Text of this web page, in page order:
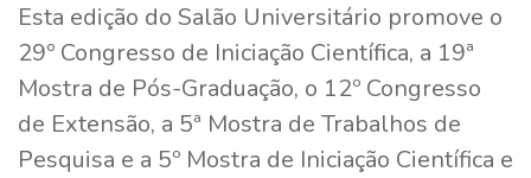
Esta edição do Salão Universitário promove o
29º Congresso de Iniciação Científica, a 19ª
Mostra de Pós-Graduação, o 12º Congresso
de Extensão, a 5ª Mostra de Trabalhos de
Pesquisa e a 5º Mostra de Iniciação Científica e